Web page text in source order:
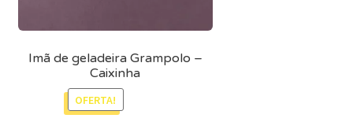
Imã de geladeira Grampolo –
Caixinha
OFERTA!